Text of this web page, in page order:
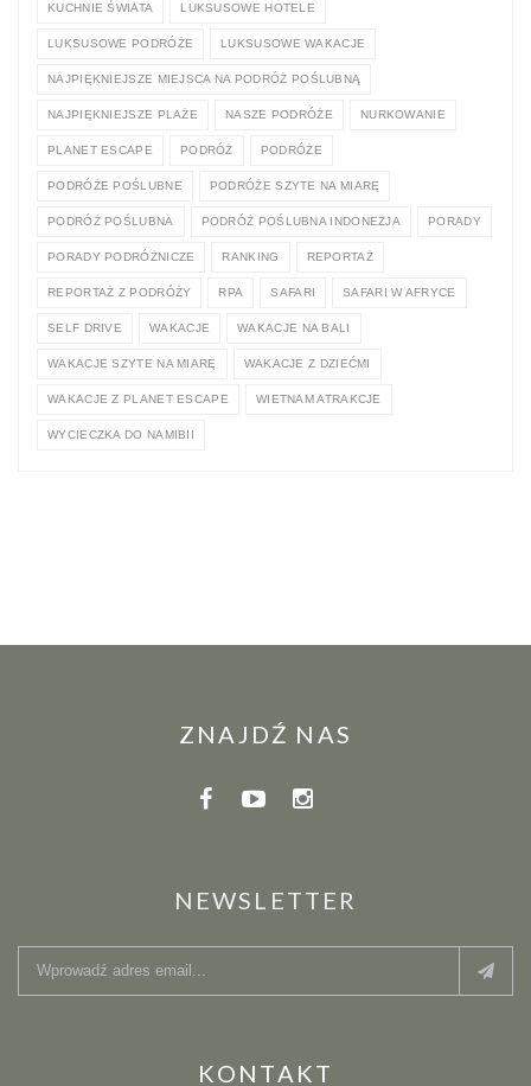
KUCHNIE ŚWIATA LUKSUSOWE HOTELE
LUKSUSOWE PODRÓŻE LUKSUSOWE WAKACJE
NAJPIĘKNIEJSZE MIEJSCA NA PODRÓŻ POŚLUBNĄ
NAJPIĘKNIEJSZE PLAŻE NASZE PODRÓŻE NURKOWANIE
PLANET ESCAPE PODRÓŻ PODRÓŻE
PODRÓŻE POŚLUBNE PODRÓŻE SZYTE NA MIARĘ
PODRÓŻ POŚLUBNA PODRÓŻ POŚLUBNA INDONEZJA PORADY
PORADY PODRÓŻNICZE RANKING REPORTAŻ
REPORTAŻ Z PODRÓŻY RPA SAFARI SAFARI W AFRYCE
SELF DRIVE WAKACJE WAKACJE NA BALI
WAKACJE SZYTE NA MIARĘ WAKACJE Z DZIEĆMI
WAKACJE Z PLANET ESCAPE WIETNAM ATRAKCJE
WYCIECZKA DO NAMIBII
ZNAJDŹ NAS
NEWSLETTER
KONTAKT